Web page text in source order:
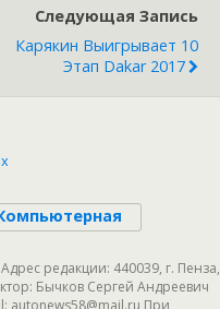
Следующая Запись
Карякин Выигрывает 10
Этап Dakar 2017
редакции: 440039, г. Пенза,
Бычков Сергей Андреевич
autonews58@mail.ru При